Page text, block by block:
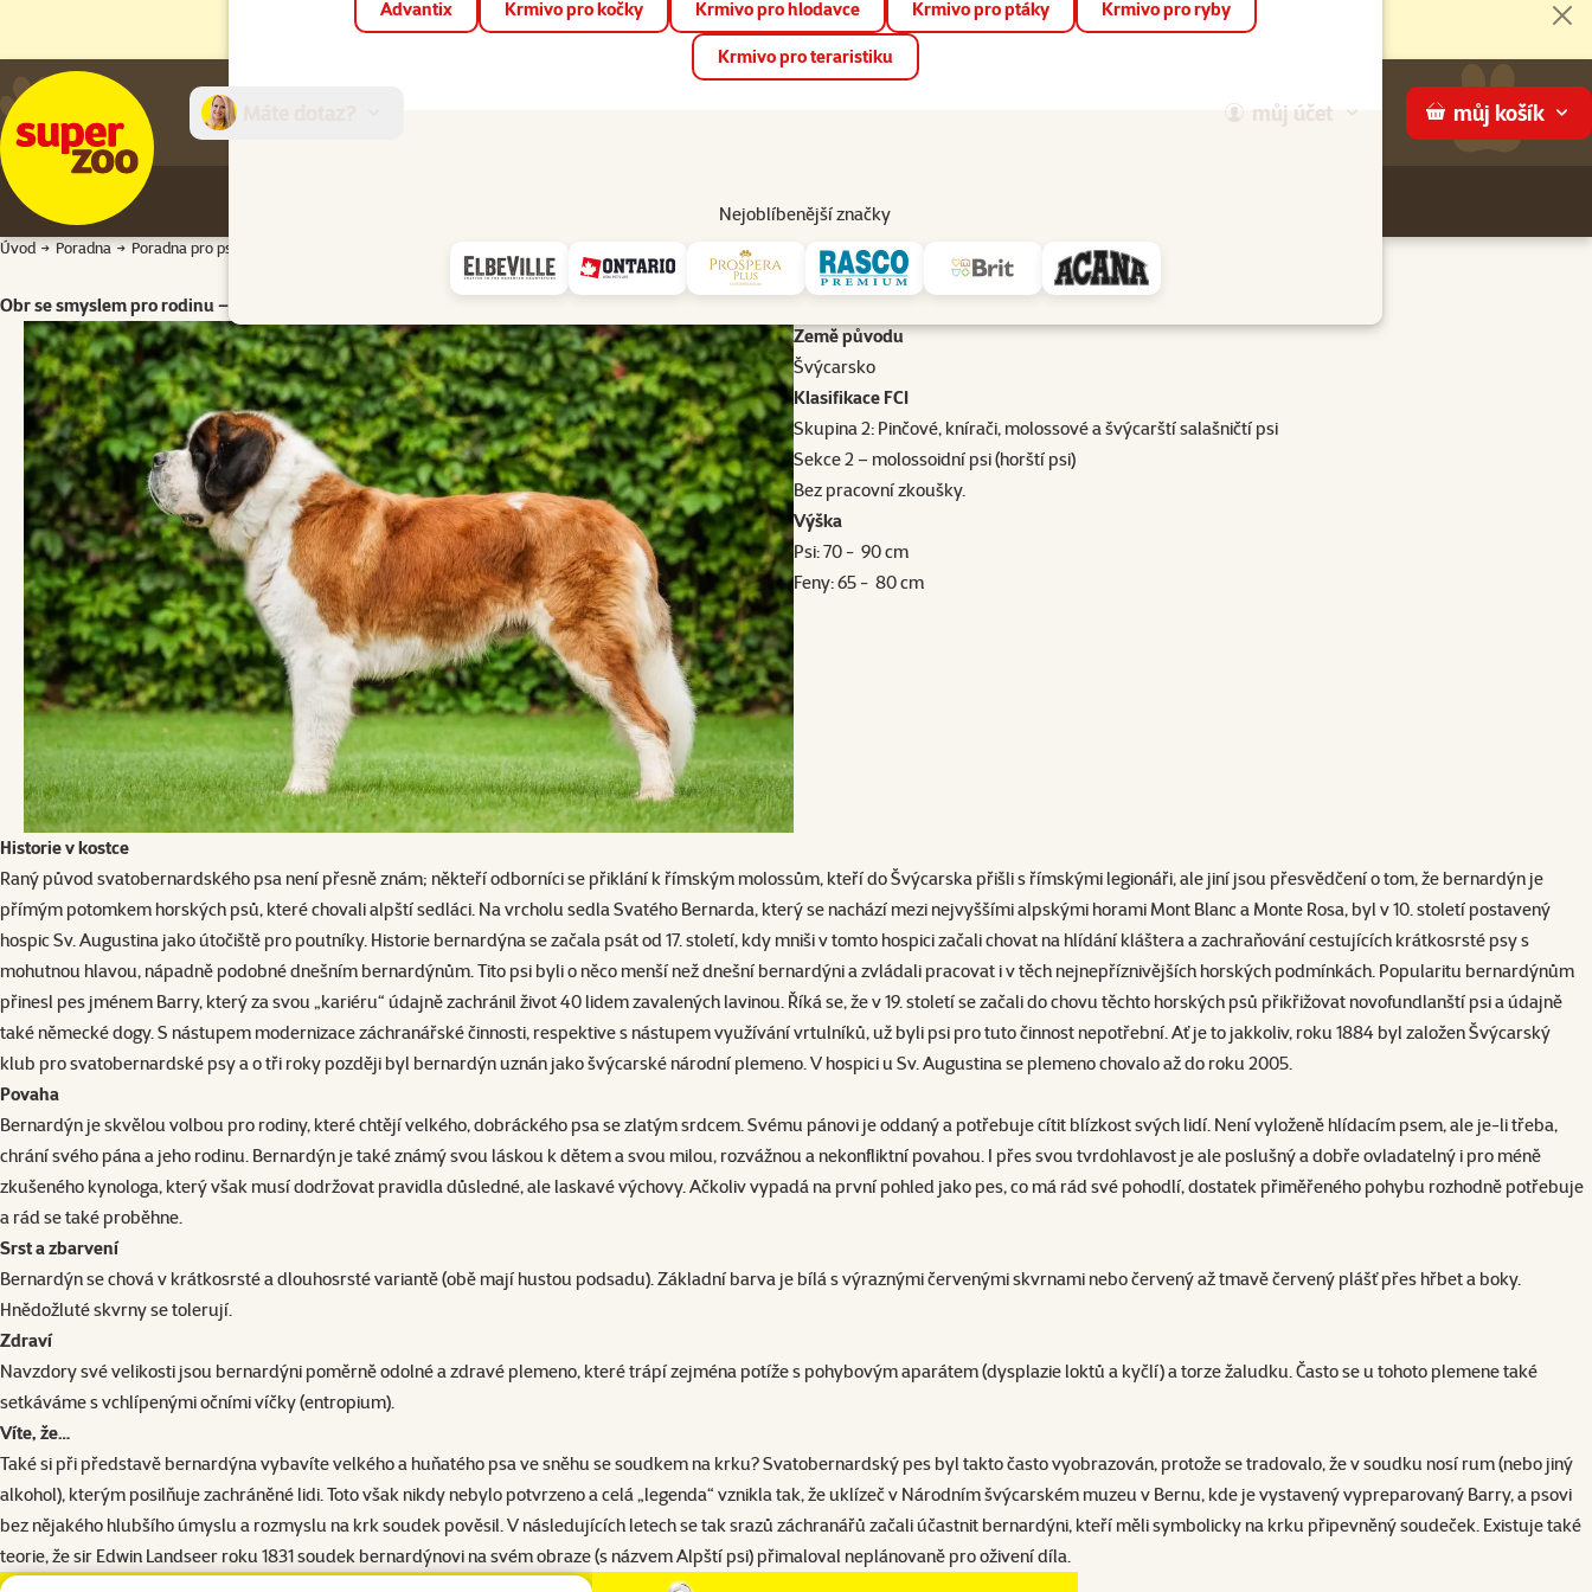
📱 Stáhněte si novou aplikaci Super zoo.Více informací
můj účet můj košík
Advantix Krmivo pro kočky Krmivo pro hlodavce Krmivo pro ptáky Krmivo pro ryby
Krmivo pro teraristiku
Nejoblíbenější značky
Prodejny Služby
Úvod Poradna Poradna pro psy Pinčové, knírači, plemena molossoidní a švýcarští salašničtí psi Svatobernardský pes
Svatobernardský pes
Obr se smyslem pro rodinu – to je bernardýn. Legendární švýcarské plemeno, které získalo popularitu díky filmu Beethoven a známému soudku upevněném na krku.
Země původu
Švýcarsko
Klasifikace FCI
Skupina 2: Pinčové, knírači, molossové a švýcarští salašničtí psi
Sekce 2 – molossoidní psi (horští psi)
Bez pracovní zkoušky.
Výška
Psi: 70 - 90 cm
Feny: 65 - 80 cm
Historie v kostce
Raný původ svatobernardského psa není přesně znám; někteří odborníci se přiklání k římským molossům, kteří do Švýcarska přišli s římskými legionáři, ale jiní jsou přesvědčení o tom, že bernardýn je
přímým potomkem horských psů, které chovali alpští sedláci. Na vrcholu sedla Svatého Bernarda, který se nachází mezi nejvyššími alpskými horami Mont Blanc a Monte Rosa, byl v 10. století postavený
hospic Sv. Augustina jako útočiště pro poutníky. Historie bernardýna se začala psát od 17. století, kdy mniši v tomto hospici začali chovat na hlídání kláštera a zachraňování cestujících krátkosrsté psy s
mohutnou hlavou, nápadně podobné dnešním bernardýnům. Tito psi byli o něco menší než dnešní bernardýni a zvládali pracovat i v těch nejnepříznivějších horských podmínkách. Popularitu bernardýnům
přinesl pes jménem Barry, který za svou „kariéru“ údajně zachránil život 40 lidem zavalených lavinou. Říká se, že v 19. století se začali do chovu těchto horských psů přikřižovat novofundlanští psia údajně
také německé dogy. S nástupem modernizace záchranářské činnosti, respektive s nástupem využívání vrtulníků, už byli psi pro tuto činnost nepotřební. Ať je to jakkoliv, roku 1884 byl založen Švýcarský
klub pro svatobernardské psy a o tři roky později byl bernardýn uznán jako švýcarské národní plemeno. V hospici u Sv. Augustina se plemeno chovalo až do roku 2005.
Povaha
Bernardýn je skvělou volbou pro rodiny, které chtějí velkého, dobráckého psa se zlatým srdcem. Svému pánovi je oddaný a potřebuje cítit blízkost svých lidí. Není vyloženě hlídacím psem, ale je-li třeba,
chrání svého pána a jeho rodinu. Bernardýn je také známý svou láskou k dětem a svou milou, rozvážnou a nekonfliktní povahou. I přes svou tvrdohlavost je ale poslušný a dobře ovladatelný i pro méně
zkušeného kynologa, který však musí dodržovat pravidla důsledné, ale laskavé výchovy. Ačkoliv vypadá na první pohled jako pes, co má rád své pohodlí, dostatek přiměřeného pohybu rozhodně potřebuje
a rád se také proběhne.
Srst a zbarvení
Bernardýn se chová v krátkosrsté a dlouhosrsté variantě (obě mají hustou podsadu). Základní barva je bílá s výraznými červenými skvrnami nebo červený až tmavě červený plášť přes hřbet a boky.
Hnědožluté skvrny se tolerují.
Zdraví
Navzdory své velikosti jsou bernardýni poměrně odolné a zdravé plemeno, které trápí zejména potíže s pohybovým aparátem (dysplazie loktů a kyčlí) a torze žaludku. Často se u tohoto plemene také
setkáváme s vchlípenými očními víčky (entropium).
Víte, že…
Také si při představě bernardýna vybavíte velkého a huňatého psa ve sněhu se soudkem na krku? Svatobernardský pes byl takto často vyobrazován, protože se tradovalo, že v soudku nosí rum (nebo jiný
alkohol), kterým posilňuje zachráněné lidi. Toto však nikdy nebylo potvrzeno a celá „legenda“ vznikla tak, že uklízeč v Národním švýcarském muzeu v Bernu, kde je vystavený vypreparovaný Barry, a psovi
bez nějakého hlubšího úmyslu a rozmyslu na krk soudek pověsil. V následujících letech se tak srazů záchranářů začali účastnit bernardýni, kteří měli symbolicky na krku připevněný soudeček. Existuje také
teorie, že sir Edwin Landseer roku 1831 soudek bernardýnovi na svém obraze (s názvem Alpští psi) přimaloval neplánovaně pro oživení díla.